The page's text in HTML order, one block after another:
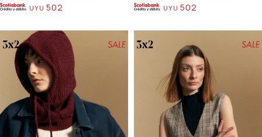
UYU 502 UYU 502